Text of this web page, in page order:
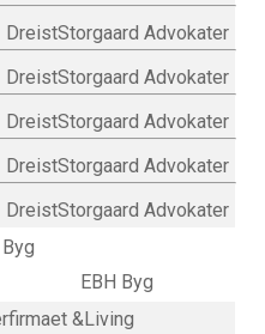
DreistStorgaard Advokater
DreistStorgaard Advokater
DreistStorgaard Advokater
DreistStorgaard Advokater
DreistStorgaard Advokater
EBH Byg
&Living